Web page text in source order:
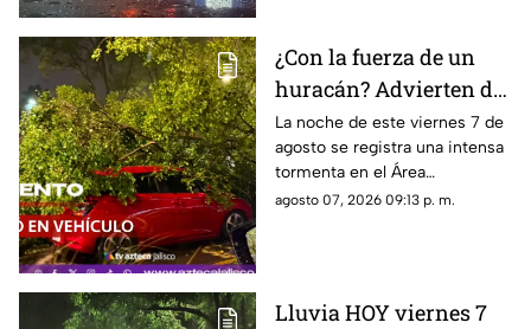
¿Con la fuerza de un
huracán? Advierten de
FUERTES RACHAS DE
VIENTO superiores a
los 60 km/h durante
lluvia en Guadalajara
La noche de este viernes 7 de
agosto se registra una intensa
tormenta en el Área
Metropolitana de Guadalajara,
agosto 07, 2026 09:13 p. m.
Lluvia HOY viernes 7